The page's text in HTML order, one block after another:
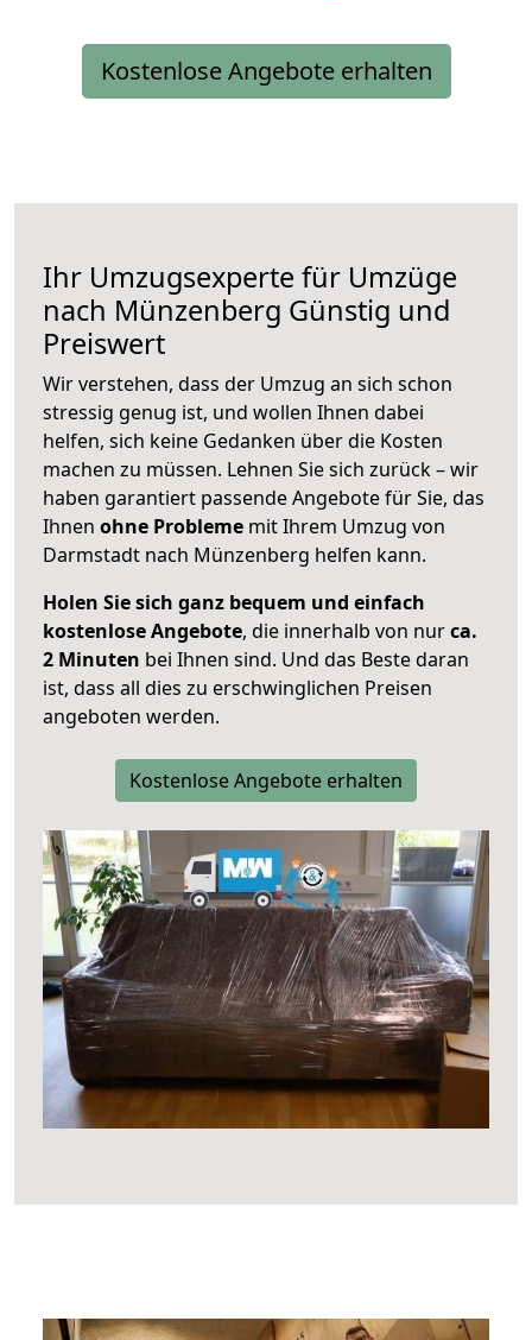
Kostenlose Angebote erhalten
Ihr Umzugsexperte für Umzüge
nach Münzenberg Günstig und
Preiswert
Wir verstehen, dass der Umzug an sich schon
stressig genug ist, und wollen Ihnen dabei
helfen, sich keine Gedanken über die Kosten
machen zu müssen. Lehnen Sie sich zurück – wir
haben garantiert passende Angebote für Sie, das
Ihnen ohne Probleme mit Ihrem Umzug von
Darmstadt nach Münzenberg helfen kann.
Holen Sie sich ganz bequem und einfach
kostenlose Angebote, die innerhalb von nurca.
2 Minuten bei Ihnen sind. Und das Beste daran
ist, dass all dies zu erschwinglichen Preisen
angeboten werden.
Kostenlose Angebote erhalten